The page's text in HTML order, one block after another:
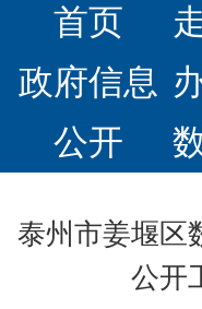
首页
政府信息
公开
泰州市姜堰区
公开